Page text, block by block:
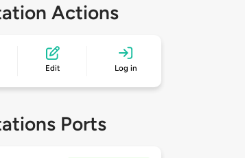
Actions
Edit Log in
Ports